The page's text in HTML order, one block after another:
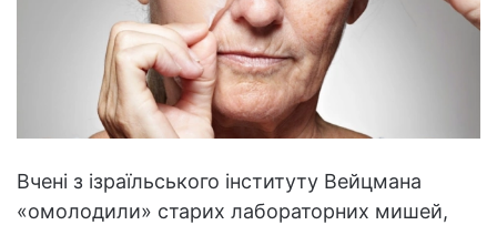
Вчені з ізраїльського інституту Вейцмана
«омолодили» старих лабораторних мишей,